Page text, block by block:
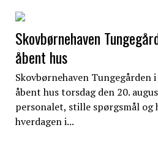
Skovbørnehaven
åbent hus
Skovbørnehaven
åbent hus torsdag den 20.
personalet, stille spørgsmål og
hverdagen i...